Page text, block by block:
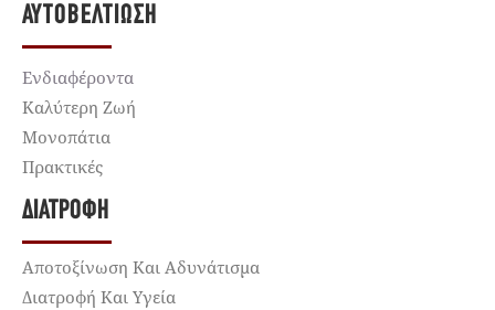
ΑΥΤΟΒΕΛΤΊΩΣΗ
Ενδιαφέροντα
Καλύτερη Ζωή
Μονοπάτια
Πρακτικές
ΔΙΑΤΡΟΦΉ
Αποτοξίνωση Και Αδυνάτισμα
Διατροφή Και Υγεία